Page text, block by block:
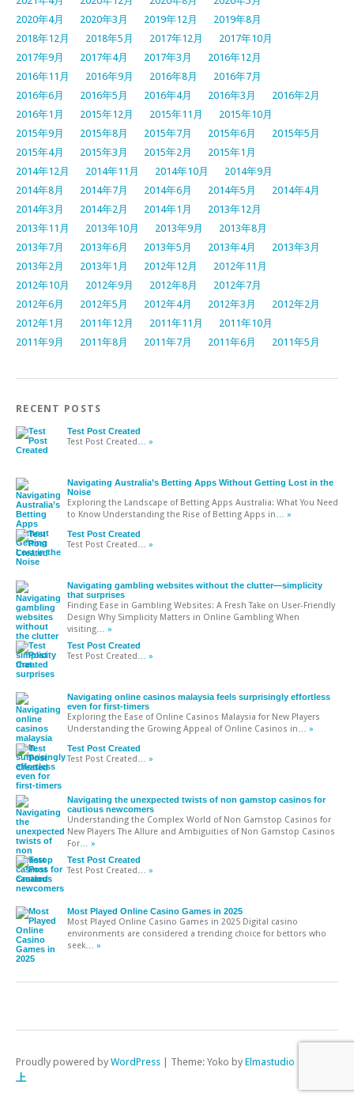
2020年4月
2020年3月 2019年12月
2019年8月
2018年12月
2018年5月 2017年12月
2017年10月
2017年9月
2017年4月 2017年3月
2016年12月
2016年11月
2016年9月 2016年8月
2016年7月
2016年6月
2016年5月 2016年4月 2016年3月
2016年2月
2016年1月
2015年12月 2015年11月
2015年10月
2015年9月
2015年8月 2015年7月 2015年6月
2015年5月
2015年4月
2015年3月 2015年2月
2015年1月
2014年12月
2014年11月 2014年10月
2014年9月
2014年8月
2014年7月 2014年6月 2014年5月
2014年4月
2014年3月
2014年2月 2014年1月
2013年12月
2013年11月
2013年10月 2013年9月
2013年8月
2013年7月
2013年6月 2013年5月 2013年4月
2013年3月
2013年2月
2013年1月 2012年12月
2012年11月
2012年10月
2012年9月 2012年8月
2012年7月
2012年6月
2012年5月 2012年4月 2012年3月
2012年2月
2012年1月
2011年12月 2011年11月
2011年10月
2011年9月
2011年8月 2011年7月 2011年6月 2011年5月
RECENT POSTS
Test Post Created
Test Post Created … »
Navigating Australia’s Betting Apps Without Getting Lost in the
Noise
Exploring the Landscape of Betting Apps Australia: What You Need
to Know Understanding the Rise of Betting Apps in … »
Test Post Created
Test Post Created … »
Navigating gambling websites without the clutter—simplicity
that surprises
Finding Ease in Gambling Websites: A Fresh Take on User-Friendly
Design Why Simplicity Matters in Online Gambling When
visiting … »
Test Post Created
Test Post Created … »
Navigating online casinos malaysia feels surprisingly effortless
even for first-timers
Exploring the Ease of Online Casinos Malaysia for New Players
Understanding the Growing Appeal of Online Casinos in … »
Test Post Created
Test Post Created … »
Navigating the unexpected twists of non gamstop casinos for
cautious newcomers
Understanding the Complex World of Non Gamstop Casinos for
New Players The Allure and Ambiguities of Non Gamstop Casinos
For … »
Test Post Created
Test Post Created … »
Most Played Online Casino Games in 2025
Most Played Online Casino Games in 2025 Digital casino
environments are considered a trending choice for bettors who
seek … »
Proudly powered by WordPress | Theme: Yoko by Elmastudio
上